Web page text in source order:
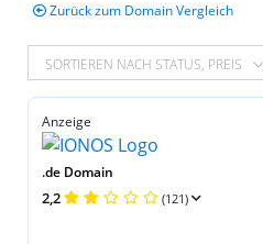
Zurück zum Domain Vergleich
SORTIEREN NACH STATUS, PREIS
Anzeige
.de Domain
2,2 (121)